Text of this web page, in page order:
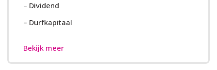
– Dividend
– Durfkapitaal
Bekijk meer